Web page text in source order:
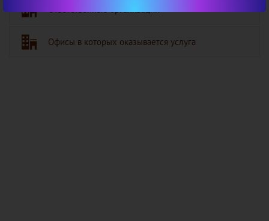
Офисы в которых оказывается услуга